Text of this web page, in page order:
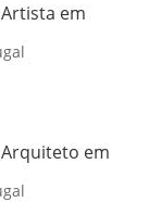
em
em